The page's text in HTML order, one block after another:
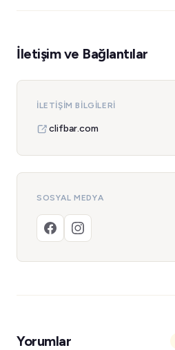
İletişim ve Bağlantılar
İLETIŞIM BILGILERI
clifbar.com
SOSYAL MEDYA
Yorumlar